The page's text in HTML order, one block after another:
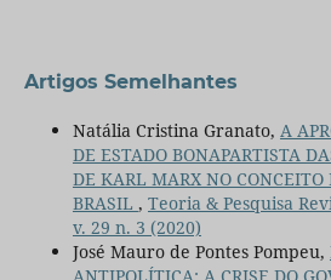
Artigos Semelhantes
Natália Cristina Granato, A
DE ESTADO BONAPARTISTA
DE KARL MARX NO CONCEITO
BRASIL , Teoria & Pesquisa
v. 29 n. 3 (2020)
José Mauro de Pontes Pompeu,